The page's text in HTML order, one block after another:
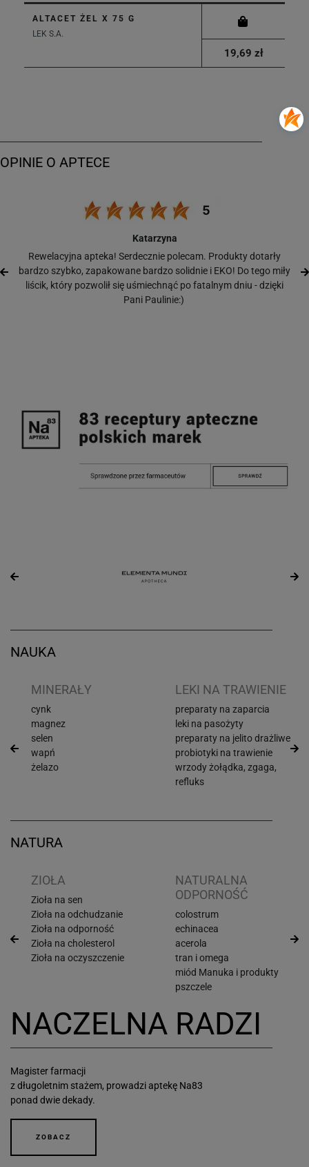
ALTACET ŻEL X 75 G
LEK S.A.
19,69 zł
Katarzyna
Rewelacyjna apteka! Serdecznie polecam. Produkty dotarły
bardzo szybko, zapakowane bardzo solidnie i EKO! Do tego miły
liścik, który pozwolił się uśmiechnąć po fatalnym dniu - dzięki
Pani Paulinie:)
NAUKA
MINERAŁY
cynk
magnez
selen
wapń
żelazo
LEKI NA TRAWIENIE
preparaty na zaparcia
leki na pasożyty
preparaty na jelito drażliwe
probiotyki na trawienie
wrzody żołądka, zgaga,
refluks
NATURA
ZIOŁA
Zioła na sen
Zioła na odchudzanie
Zioła na odporność
Zioła na cholesterol
Zioła na oczyszczenie
NATURALNA
ODPORNOŚĆ
colostrum
echinacea
acerola
tran i omega
miód Manuka i produkty
pszczele
NACZELNA RADZI
Magister farmacji
z długoletnim stażem, prowadzi aptekę Na83
ponad dwie dekady.
ZOBACZ